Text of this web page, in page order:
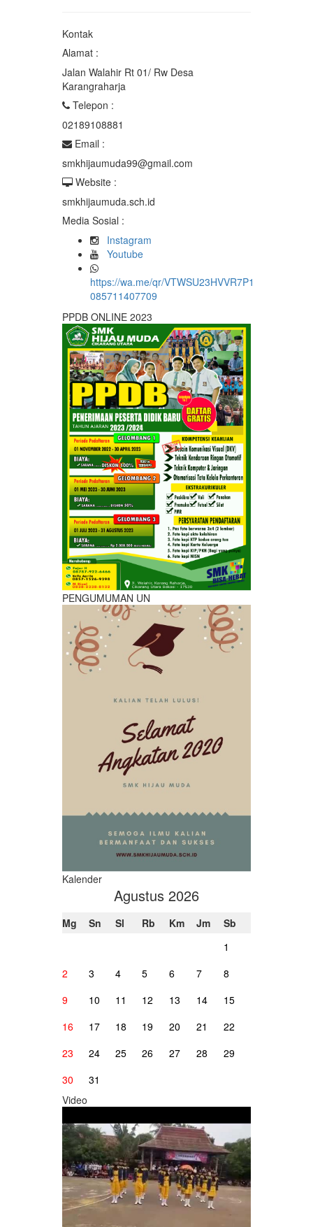
Kontak
Alamat :
Jalan Walahir Rt 01/ Rw Desa
Karangraharja
Telepon :
02189108881
Email :
smkhijaumuda99@gmail.com
Website :
smkhijaumuda.sch.id
Media Sosial :
Instagram
Youtube
https://wa.me/qr/VTWSU23HVVR7P1
085711407709
PPDB ONLINE 2023
PENGUMUMAN UN
Kalender
Agustus 2026
Mg Sn Sl Rb Km Jm
Sb
1
2
3 4 5 6 7
8
9
10 11 12 13 14
15
16
17 18 19 20 21
22
23
24 25 26 27 28
29
30
31
Video